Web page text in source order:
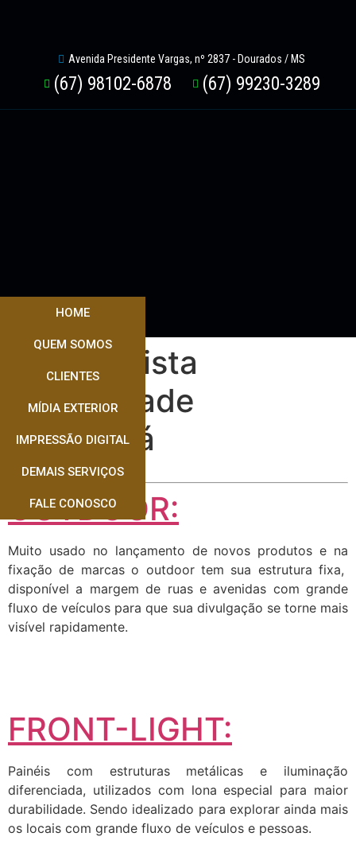
Avenida Presidente Vargas, nº 2837 - Dourados / MS
(67) 98102-6878 (67) 99230-3289
HOME
QUEM SOMOS
CLIENTES
MÍDIA EXTERIOR
IMPRESSÃO DIGITAL
DEMAIS SERVIÇOS
FALE CONOSCO
Especialista
Publicidade
Corumbá
OUTDOOR:
Muito usado no lançamento de novos produtos e na
fixação de marcas o outdoor tem sua estrutura fixa,
disponível a margem de ruas e avenidas com grande
fluxo de veículos para que sua divulgação se torne mais
visível rapidamente.
FRONT-LIGHT:
Painéis com estruturas metálicas e iluminação
diferenciada, utilizados com lona especial para maior
durabilidade. Sendo idealizado para explorar ainda mais
os locais com grande fluxo de veículos e pessoas.